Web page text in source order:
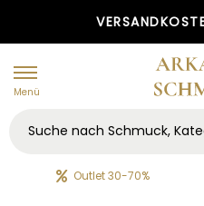
GRATIS
Menü
Outlet 30-70%